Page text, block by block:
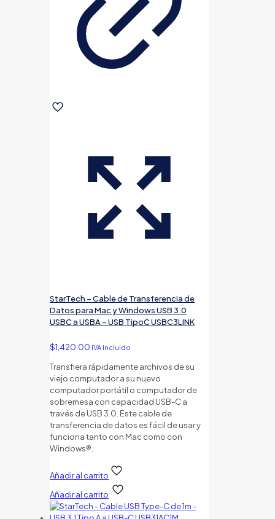
StarTech – Cable de Transferencia de
Datos para Mac y Windows USB 3.0
USBC a USBA – USB TipoC USBC3LINK
$1,420.00 IVA Incluido
Transfiera rápidamente archivos de su
viejo computador a su nuevo
computador portátil o computador de
sobremesa con capacidad USB-C a
través de USB 3.0. Este cable de
transferencia de datos es fácil de usar y
funciona tanto con Mac como con
Windows®.
Añadir al carrito
Añadir al carrito